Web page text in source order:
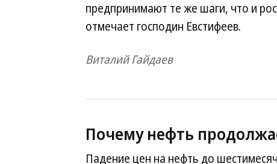
предпринимают те же шаги, что и
отмечает господин Евстифеев.
Виталий Гайдаев
Почему нефть
Падение цен на нефть до